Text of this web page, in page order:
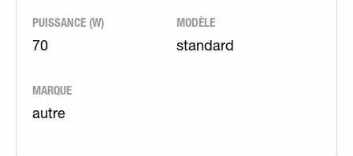
PUISSANCE (W)
70
MODÈLE
standard
MARQUE
autre